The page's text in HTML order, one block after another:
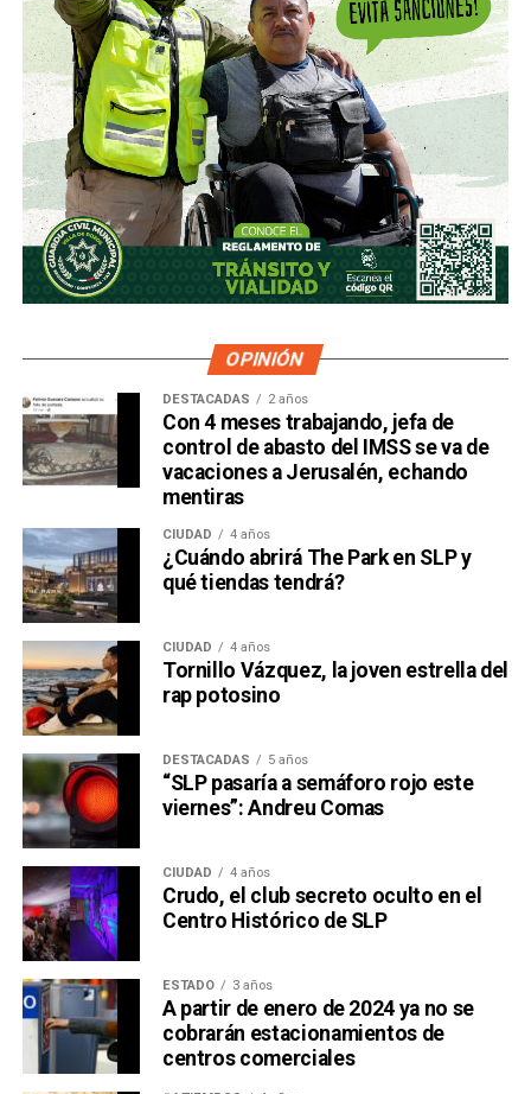
OPINIÓN
DESTACADAS 2 años
Con 4 meses trabajando, jefa de
control de abasto del IMSS se va de
vacaciones a Jerusalén, echando
mentiras
CIUDAD 4 años
¿Cuándo abrirá The Park en SLP y
qué tiendas tendrá?
CIUDAD 4 años
Tornillo Vázquez, la joven estrella del
rap potosino
DESTACADAS 5 años
“SLP pasaría a semáforo rojo este
viernes”: Andreu Comas
CIUDAD 4 años
Crudo, el club secreto oculto en el
Centro Histórico de SLP
ESTADO 3 años
A partir de enero de 2024 ya no se
cobrarán estacionamientos de
centros comerciales